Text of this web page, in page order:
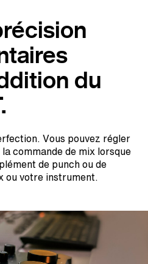
du
Vous pouvez régler
commande de mix lorsque
de punch ou de
ou votre instrument.